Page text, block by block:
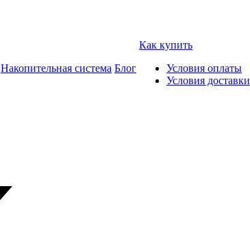
Накопительная система Блог
Как купить
Условия оплаты
Условия доставки